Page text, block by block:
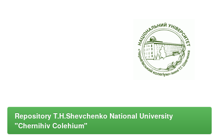
Repository T.H.Shevchenko National University
"Chernihiv Colehium"